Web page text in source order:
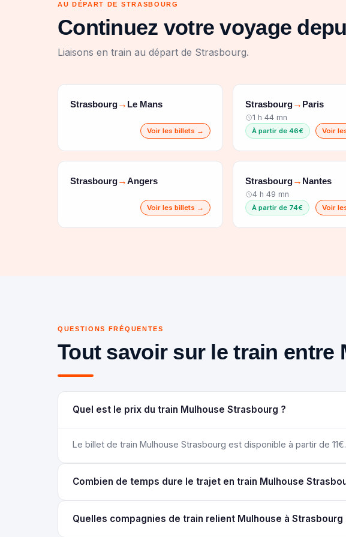
AU DÉPART DE STRASBOURG
Continuez votre voyage
Liaisons en train au départ de Strasbourg.
Strasbourg→ Le Mans
Voir les billets →
Strasbourg→ Paris
1 h 44 mn
À partir de 46€ Voir
Strasbourg→Angers
Voir les billets →
Strasbourg→ Nantes
4 h 49 mn
À partir de 74€ Voir
QUESTIONS FRÉQUENTES
Tout savoir sur le train entre
Quel est le prix du train Mulhouse Strasbourg ?
Le billet de train Mulhouse Strasbourg est disponible à partir de
Combien de temps dure le trajet en train Mulhouse
Quelles compagnies de train relient Mulhouse à Strasbourg